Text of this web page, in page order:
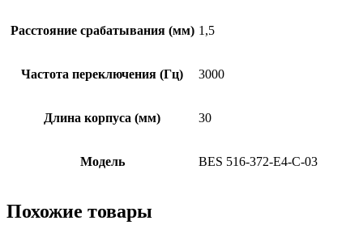
Расстояние срабатывания (мм) 1,5
Частота переключения (Гц) 3000
Длина корпуса (мм) 30
Модель BES 516-372-E4-C-03
Похожие товары